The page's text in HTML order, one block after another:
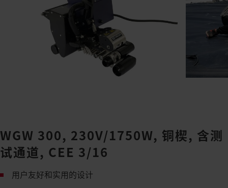
WGW 300, 230V/1750W, 铜楔, 含测
试通道, CEE 3/16
用户友好和实用的设计